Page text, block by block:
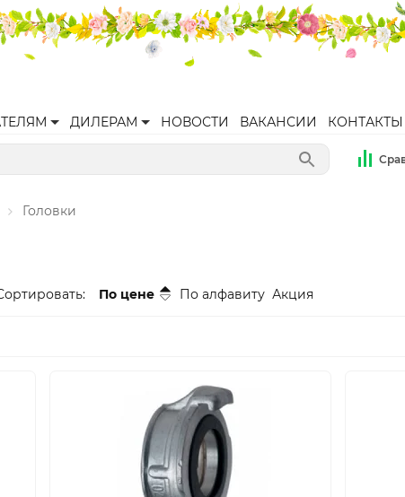
ДИЛЕРАМ НОВОСТИ ВАКАНСИИ КОНТАКТЫ
Головки
По цене По алфавиту Акция